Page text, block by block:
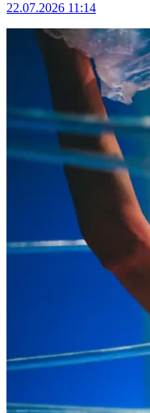
22.07.2026 11:14